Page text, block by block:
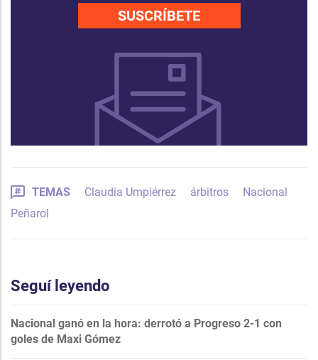
SUSCRÍBETE
TEMAS Claudia Umpiérrez árbitros
Nacional
Peñarol
Seguí leyendo
Nacional ganó en la hora: derrotó a Progreso 2-1 con
goles de Maxi Gómez